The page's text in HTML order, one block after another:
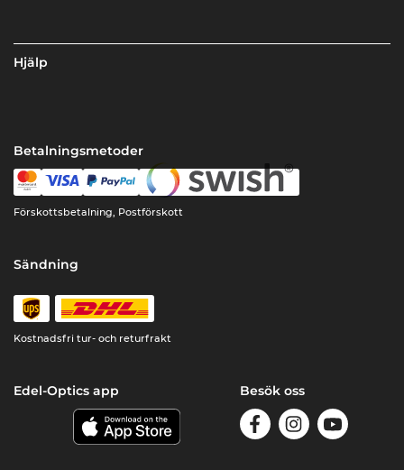
Hjälp
Betalningsmetoder
Förskottsbetalning, Postförskott
Sändning
Kostnadsfri tur- och returfrakt
Edel-Optics app Besök oss